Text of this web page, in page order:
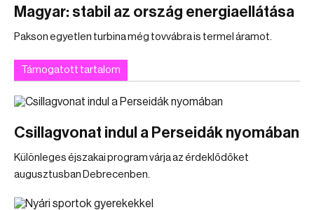
Magyar: stabil az ország energiaellátása
Pakson egyetlen turbina még tovvábra is termel áramot.
Támogatott tartalom
Csillagvonat indul a Perseidák nyomában
Különleges éjszakai program várja az érdeklődőket
augusztusban Debrecenben.